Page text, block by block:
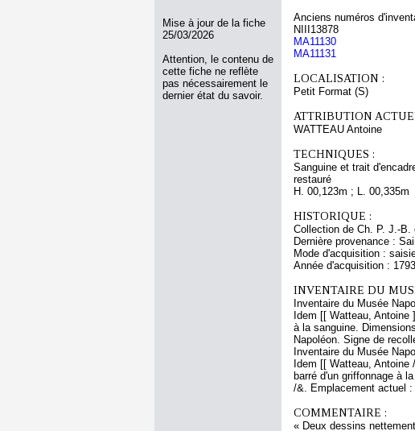
Mise à jour de la fiche
25/03/2026
Attention, le contenu de
cette fiche ne reflète
pas nécessairement le
dernier état du savoir.
Anciens numéros
NIII13878
MA11130
MA11131
LOCALISATION :
Petit Format (S)
ATTRIBUTION
WATTEAU Antoine
TECHNIQUES :
Sanguine et trait
restauré
H. 00,123m ; L. 00,335m
HISTORIQUE :
Collection de Ch. P. J.-
Dernière provenance :
Mode d'acquisition :
Année d'acquisition : 1793
INVENTAIRE DU
Inventaire du Musée
Idem [[ Watteau,
à la sanguine.
Napoléon. Signe de
Inventaire du Musée
Idem [[ Watteau,
barré d'un griffonnage à
/&. Emplacement actuel
COMMENTAIRE :
« Deux dessins